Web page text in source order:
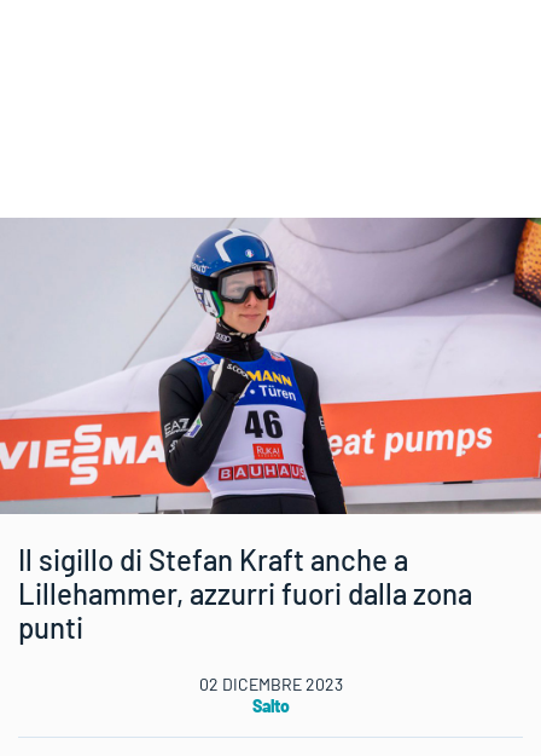
Il sigillo di Stefan Kraft anche a
Lillehammer, azzurri fuori dalla zona
punti
02 DICEMBRE 2023
Salto